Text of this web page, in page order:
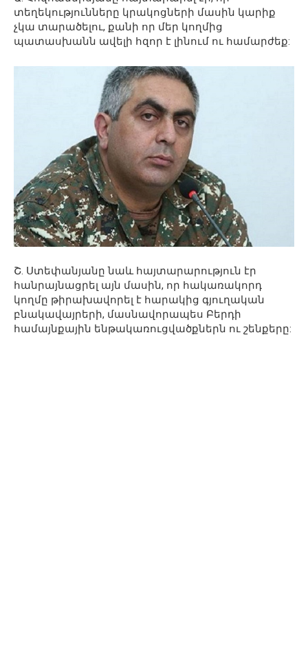
տեղեկությունները կրակոցների մասին կարիք
չկա տարածելու, քանի որ մեր կողմից
պատասխանն ավելի հզոր է լինում ու համարժեք:
Շ. Ստեփանյանը նաև հայտարարություն էր
հանրայնացրել այն մասին, որ հակառակորդ
կողմը թիրախավորել է հարակից գյուղական
բնակավայրերի, մասնավորապես Բերդի
համայնքային ենթակառուցվածքներն ու շենքերը: